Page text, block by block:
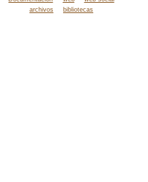
archivos
bibliotecas